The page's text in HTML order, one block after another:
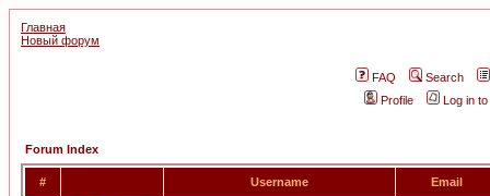
Главная
Новый форум
FAQ
Search
Profile
Log in
Forum Index
# Username Email